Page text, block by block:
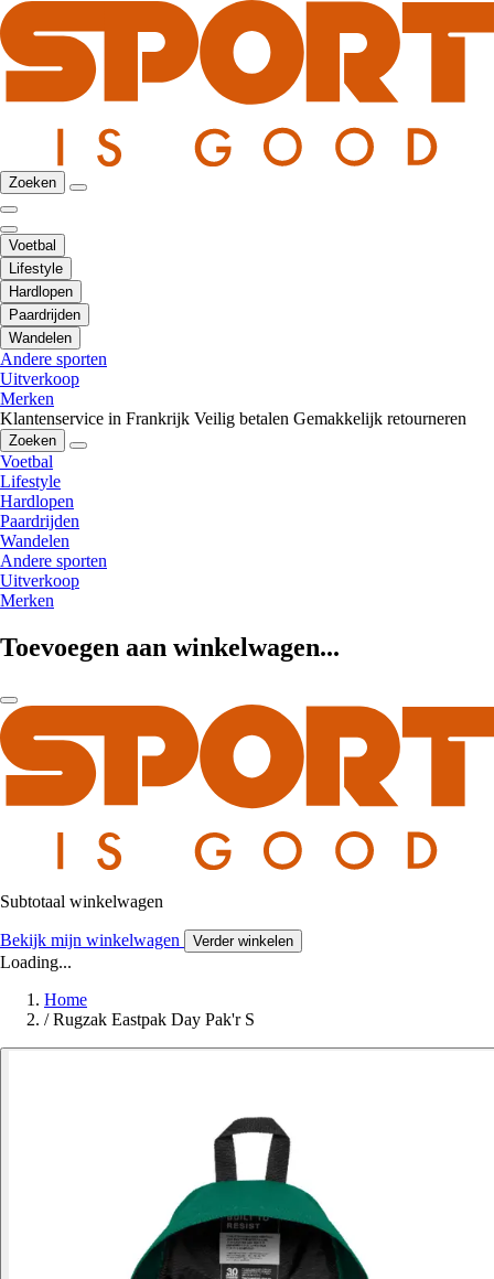
Zoeken
Voetbal
Lifestyle
Hardlopen
Paardrijden
Wandelen
Andere sporten
Uitverkoop
Merken
Klantenservice in Frankrijk Veilig betalen Gemakkelijk retourneren
Zoeken
Voetbal
Lifestyle
Hardlopen
Paardrijden
Wandelen
Andere sporten
Uitverkoop
Merken
Toevoegen aan winkelwagen...
Subtotaal winkelwagen
Bekijk mijn winkelwagen Verder winkelen
Loading...
Home
/ Rugzak Eastpak Day Pak'r S